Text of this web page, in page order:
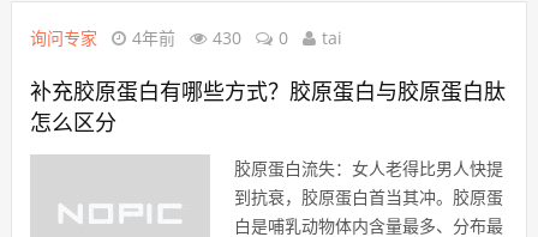
询问专家 4年前 430 0 tai
补充胶原蛋白有哪些方式？胶原蛋白与胶原蛋白肽
怎么区分
胶原蛋白流失：女人老得比男人快提
到抗衰，胶原蛋白首当其冲。胶原蛋
白是哺乳动物体内含量最多、分布最